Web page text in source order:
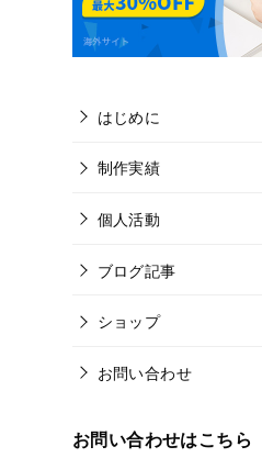
はじめに
制作実績
個人活動
ブログ記事
ショップ
お問い合わせ
お問い合わせはこちら